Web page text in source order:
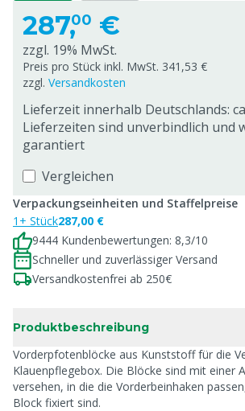
287,00 €
zzgl. 19% MwSt.
Preis pro Stück inkl. MwSt. 341,53 €
zzgl. Versandkosten
Lieferzeit innerhalb Deutschlands:
Lieferzeiten sind unverbindlich und
garantiert
Vergleichen
Verpackungseinheiten und Staffelpreise
1+ Stück287,00 €
9444 Kundenbewertungen: 8,3/10
Schneller und zuverlässiger Versand
Versandkostenfrei ab 250€
Produktbeschreibung
Vorderpfotenblöcke aus Kunststoff für die
Klauenpflegebox. Die Blöcke sind mit einer
versehen, in die die Vorderbeinhaken
Block fixiert sind.